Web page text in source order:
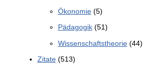
Ökonomie(5)
Pädagogik(51)
Wissenschaftstheorie(44)
Zitate(513)